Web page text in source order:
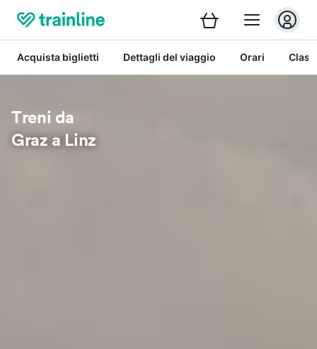
Acquista biglietti Dettagli del viaggio Orari
Treni da
Graz a Linz